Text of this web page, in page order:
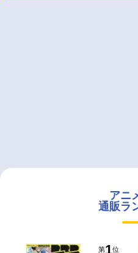
アニ
通販ラ
第1位